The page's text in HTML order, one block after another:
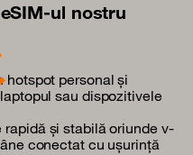
ul nostru
hotspot personal și
sau dispozitivele
și stabilă oriunde v-
conectat cu ușurință